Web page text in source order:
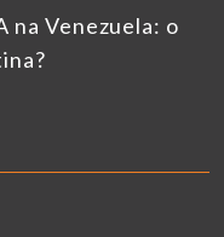
na Venezuela: o